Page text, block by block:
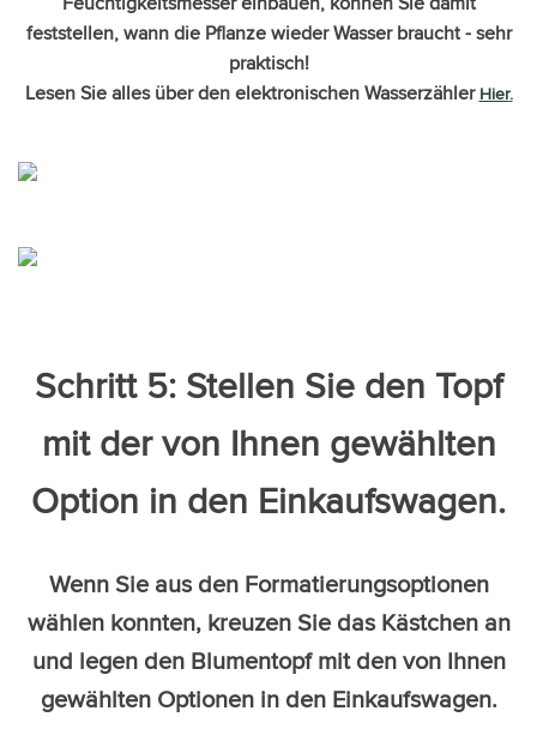
feststellen, wann die Pflanze wieder Wasser braucht - sehr
praktisch!
Lesen Sie alles über den elektronischen Wasserzähler Hier.
Schritt 5: Stellen Sie den Topf
mit der von Ihnen gewählten
Option in den Einkaufswagen.
Wenn Sie aus den Formatierungsoptionen
wählen konnten, kreuzen Sie das Kästchen an
und legen den Blumentopf mit den von Ihnen
gewählten Optionen in den Einkaufswagen.